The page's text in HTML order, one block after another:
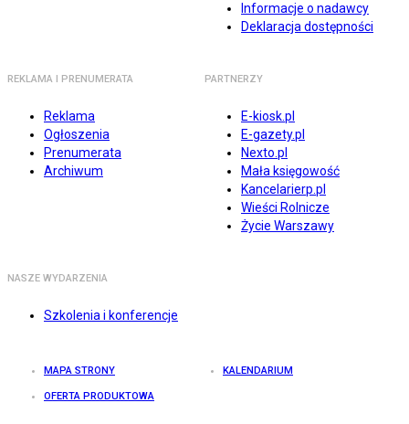
Informacje o nadawcy
Deklaracja dostępności
REKLAMA I PRENUMERATA
Reklama
Ogłoszenia
Prenumerata
Archiwum
PARTNERZY
E-kiosk.pl
E-gazety.pl
Nexto.pl
Mała księgowość
Kancelarierp.pl
Wieści Rolnicze
Życie Warszawy
NASZE WYDARZENIA
Szkolenia i konferencje
MAPA STRONY KALENDARIUM
OFERTA PRODUKTOWA